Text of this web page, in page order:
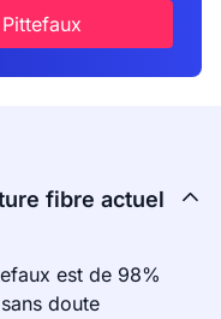
fibre actuel
est de 98%
doute